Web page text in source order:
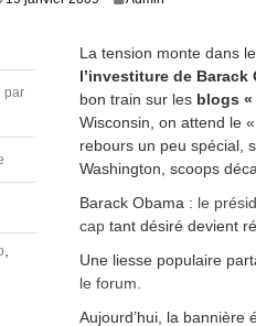
La tension monte dans
l’investiture de Barack
bon train sur les blogs «
Wisconsin, on attend le
rebours un peu spécial,
Washington, scoops
Barack Obama : le
cap tant désiré devient
Une liesse populaire
le forum.
Aujourd’hui, la bannière
par